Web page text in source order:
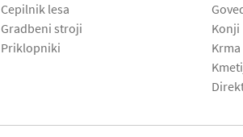
Cepilnik lesa
Gradbeni stroji
Priklopniki
Konji
Krma